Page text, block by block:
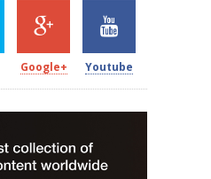
203
SHARES
Google+
620
SHARES
Youtube